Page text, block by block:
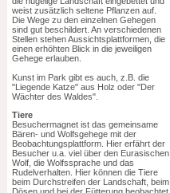
weist zusätzlich seltene Pflanzen auf.
Die Wege zu den einzelnen Gehegen
sind gut beschildert. An verschiedenen
Stellen stehen Aussichtsplattformen, die
einen erhöhten Blick in die jeweiligen
Gehege erlauben.
Kunst im Park gibt es auch, z.B. die
"Liegende Katze" aus Holz oder "Der
Wächter des Waldes".
Tiere
Besuchermagnet ist das gemeinsame
Bären- und Wolfsgehege mit der
Beobachtungsplattform. Hier erfährt der
Besucher u.a. viel über den Eurasischen
Wolf, die Wolfssprache und das
Rudelverhalten. Hier können die Tiere
beim Durchstreifen der Landschaft, beim